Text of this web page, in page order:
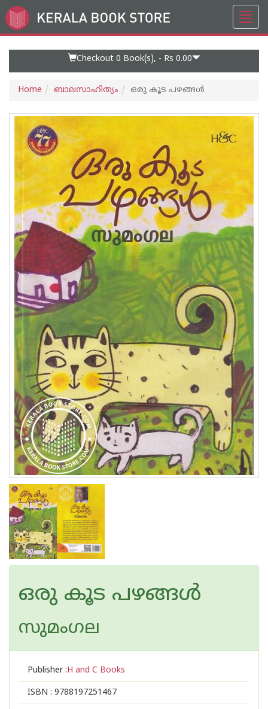
Go
to
Checkout 0 Book(s), - Rs 0.00
Home ബാലസാഹിത്യം ഒരു കൂട പഴങ്ങൾ
ഒരു കൂട പഴങ്ങൾ
സുമംഗല
Publisher :H and C Books
ISBN : 9788197251467